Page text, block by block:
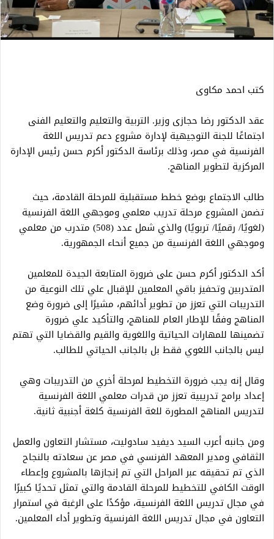
كتب احمد مكاوى
عقد الدكتور رضا حجازى وزير. التربية والتعليم والتعليم الفنى
اجتماعًا للجنة التوجيهية لإدارة مشروع دعم تدريس اللغة
الفرنسية في مصر، وذلك برئاسة الدكتور أكرم حسن رئيس الإدارة
المركزية لتطوير المناهج.
طالب الاجتماع بوضع خطط مستقبلية للمرحلة القادمة، حيث
تضمن المشروع مرحلة تدريب معلمي وموجهي اللغة الفرنسية
(لغويًا/ رقميًا/ تربويًا) والذي شمل عدد (508) متدرب من معلمي
وموجهي اللغة الفرنسية من جميع أنحاء الجمهورية.
أكد الدكتور أكرم حسن على ضرورة المتابعة الجيدة للمعلمين
المتدربين وتحفيز باقي المعلمين للإقبال علي تلك النوعية من
التدريبات التي تعزز من تطوير أدائهم، مشيرًا إلى ضرورة وضع
المناهج وفقًا للإطار العام للمناهج، والتأكيد علي ضرورة
تضمينها للمهارات الحياتية واللغوية والقيم والقضايا التي تهتم
ليس بالجانب اللغوي فقط بل بالجانب الحياتي للطالب.
وقال إنه يجب ضرورة التخطيط لمرحلة أخري من التدريبات وهي
إعداد برامج تدريبية تعزز من قدرات معلمي اللغة الفرنسية
لتدريس المناهج المطورة للغة الفرنسية كلغة أجنبية ثانية.
ومن جانبه أعرب السيد ديفيد سادوليت، مستشار التعاون والعمل
الثقافي ومدير المعهد الفرنسي في مصر عن سعادته بالنجاح
الذي تم تحقيقه عبر المراحل التي تم إنجازها بالمشروع وإعطاء
الوقت الكافي للتخطيط للمرحلة القادمة والتي تمثل تحديًا كبيرًا
في مجال تدريس اللغة الفرنسية، مؤكدًا على الرغبة في استمرار
التعاون في مجال تدريس اللغة الفرنسية وتطوير أداء المعلمين.